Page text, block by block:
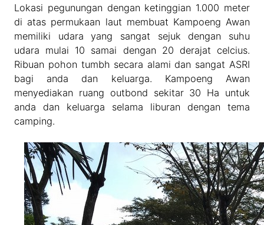
Lokasi pegunungan dengan ketinggian 1.000 meter
di atas permukaan laut membuat Kampoeng Awan
memiliki udara yang sangat sejuk dengan suhu
udara mulai 10 samai dengan 20 derajat celcius.
Ribuan pohon tumbh secara alami dan sangat ASRI
bagi anda dan keluarga. Kampoeng Awan
menyediakan ruang outbond sekitar 30 Ha untuk
anda dan keluarga selama liburan dengan tema
camping.